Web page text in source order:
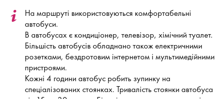
На маршруті використовуються комфортабельні
автобуси.
В автобусах є кондиціонер, телевізор, хімічний туалет.
Більшість автобусів обладнано також електричними
розетками, бездротовим інтернетом і мультимедійними
пристроями.
Кожні 4 години автобус робить зупинку на
спеціалізованих стоянках. Тривалість стоянки автобуса